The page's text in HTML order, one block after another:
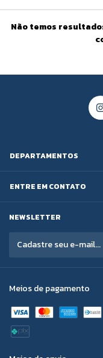
Não temos
DEPARTAMENTOS
ENTRE EM CONTATO
NEWSLETTER
Meios de pagamento